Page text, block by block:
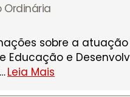
Ordinária
sobre a
Educação e
…Leia Mais